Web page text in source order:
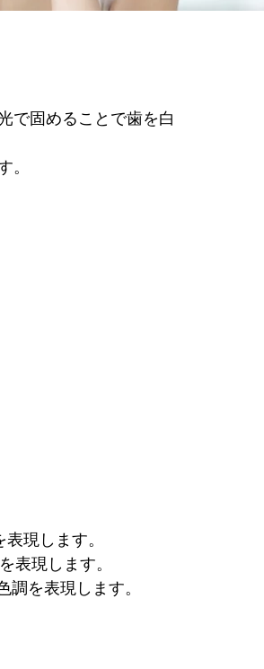
で固めることで歯を白
。
現します。
表現します。
調を表現します。